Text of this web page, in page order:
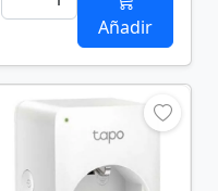
Añadir